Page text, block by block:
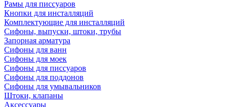
Рамы для писсуаров
Кнопки для инсталляций
Комплектующие для инсталляций
Сифоны, выпуски, штоки, трубы
Запорная арматура
Сифоны для ванн
Сифоны для моек
Сифоны для писсуаров
Сифоны для поддонов
Сифоны для умывальников
Штоки, клапаны
Аксессуары